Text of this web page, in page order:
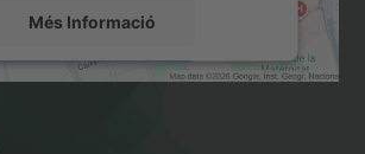
Més Informació
Accepta
by